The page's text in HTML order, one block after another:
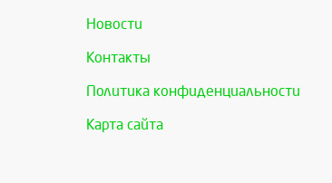
Новости
Контакты
Политика конфиденциальности
Карта сайта